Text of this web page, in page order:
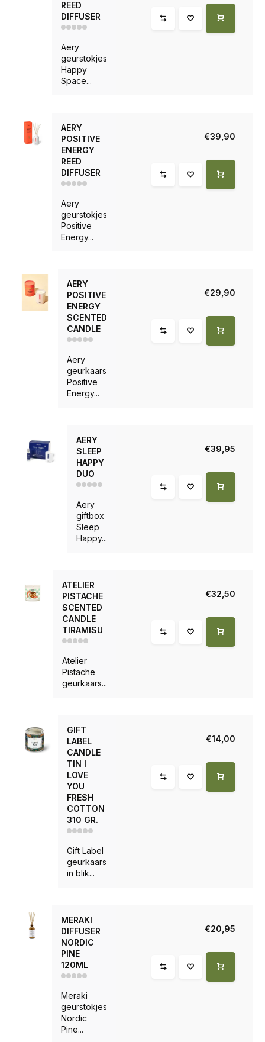
REED
DIFFUSER
Aery
geurstokjes
Happy
Space...
AERY
POSITIVE
ENERGY
REED
DIFFUSER
Aery
geurstokjes
Positive
Energy...
€39,90
AERY
POSITIVE
ENERGY
SCENTED
CANDLE
Aery
geurkaars
Positive
Energy...
€29,90
AERY
SLEEP
HAPPY
DUO
Aery
giftbox
Sleep
Happy...
€39,95
ATELIER
PISTACHE
SCENTED
CANDLE
TIRAMISU
Atelier
Pistache
geurkaars...
€32,50
GIFT
LABEL
CANDLE
TIN I
LOVE
YOU
FRESH
COTTON
310 GR.
Gift Label
geurkaars
in blik...
€14,00
MERAKI
DIFFUSER
NORDIC
PINE
120ML
Meraki
geurstokjes
Nordic
Pine...
€20,95